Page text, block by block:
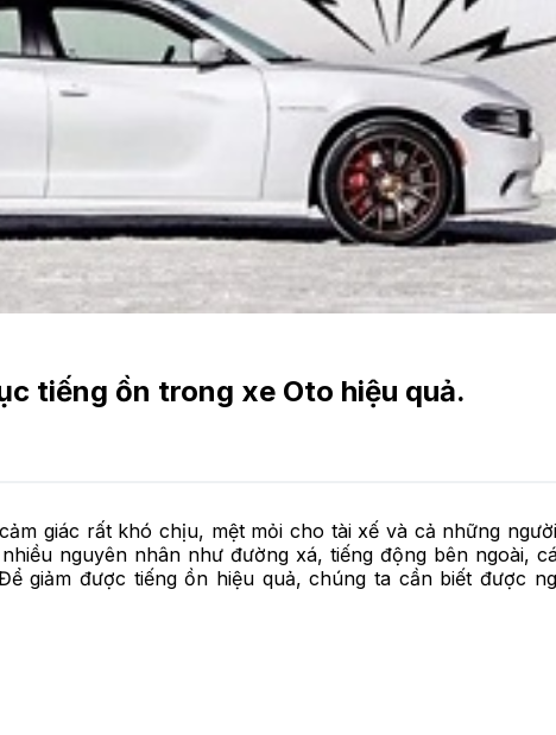
tiếng ồn trong xe Oto hiệu quả.
giác rất khó chịu, mệt mỏi cho tài xế và cả những
nguyên nhân như đường xá, tiếng động bên ngoài,
giảm được tiếng ồn hiệu quả, chúng ta cần biết được